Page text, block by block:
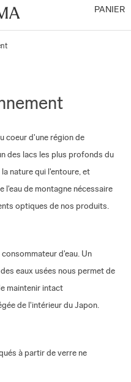
PANIER
coeur d'une région de
des lacs les plus profonds du
nature qui l'entoure, et
l'eau de montagne nécessaire
optiques de nos produits.
d'eau. Un
eaux usées nous permet de
maintenir intact
de l'intérieur du Japon.
à partir de verre ne